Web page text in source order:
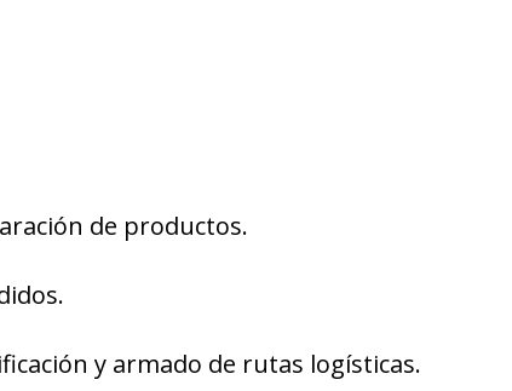
de productos.
y armado de rutas logísticas.